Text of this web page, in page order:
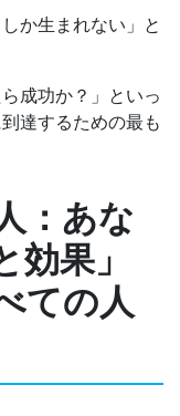
か生まれない」と
成功か？」といっ
達するための最も
：あな
果」
ての人